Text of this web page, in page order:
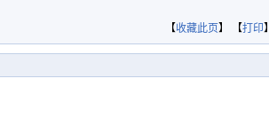
【收藏此页】 【打印】